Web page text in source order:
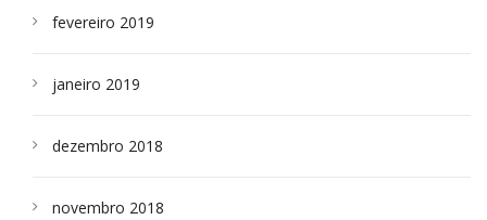
fevereiro 2019
janeiro 2019
dezembro 2018
novembro 2018